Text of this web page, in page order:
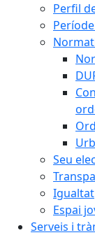
Perfil
Seu
Igualtat
Espai
Serveis i